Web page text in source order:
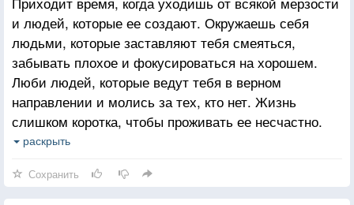
и людей, которые ее создают. Окружаешь себя
людьми, которые заставляют тебя смеяться,
забывать плохое и фокусироваться на хорошем.
Люби людей, которые ведут тебя в верном
направлении и молись за тех, кто нет. Жизнь
слишком коротка, чтобы проживать ее несчастно.
Падение - это часть жизни, но восстание - сама
раскрыть
Сохранить